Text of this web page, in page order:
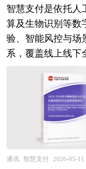
本研究咨询报告由
大量周密的市场调
局、国家商务部、
心、国务院发展研
外多种相关报刊
等公布和提供的
行业作了详尽深
作时不可或缺的
机构进行信贷分
作时的参考依据。
的AI智能客服可即
情感分析检测用户
制；后端供应链则
减少过剩和短缺风
的普及，AI电商正
向“智能体培育”，
量收租”模式向“决
逐渐从电商平台
是电商行业的技
的系统性更迭，标
格局深度重构的关
网络建设进入深化
术商用部署加速，
切片需求快速增长
网络等新型基础
网星座建设掀起
供给侧，行业技
芯片、高速光模
竞争白热化。与
链与市场竞争格
信基础设施安全可
智慧支付是依托人
算及生物识别等数
验、智能风控与场
系，覆盖线上线下
境智能支付等多
设施与普惠金融
交通、医疗、政
上游关联算法算
游聚焦支付机构
商，下游赋能千万
通讯 智慧支付 2026-05-11